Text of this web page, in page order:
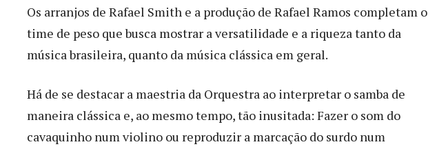
Os arranjos de Rafael Smith e a produção de Rafael Ramos completam o
time de peso que busca mostrar a versatilidade e a riqueza tanto da
música brasileira, quanto da música clássica em geral.
Há de se destacar a maestria da Orquestra ao interpretar o samba de
maneira clássica e, ao mesmo tempo, tão inusitada: Fazer o som do
cavaquinho num violino ou reproduzir a marcação do surdo num